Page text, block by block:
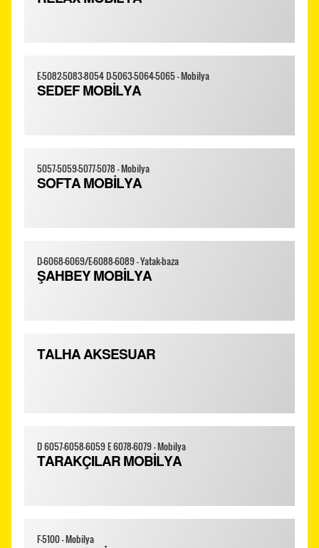
E-5082-5083-8054 D-5063-5064-5065 - Mobilya
SEDEF MOBİLYA
5057-5059-5077-5078 - Mobilya
SOFTA MOBİLYA
D-6068-6069/E-6088-6089 - Yatak-baza
ŞAHBEY MOBİLYA
TALHA AKSESUAR
D 6057-6058-6059 E 6078-6079 - Mobilya
TARAKÇILAR MOBİLYA
F-5100 - Mobilya